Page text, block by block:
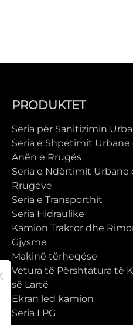
PRODUKTET
Seria për Sanitizimin
Seria e Shpëtimit Urbane
Anën e Rrugës
Seria e Ndërtimit Urbane
Rrugëve
Seria e Transporthit
Seria Hidraulike
Kamion Traktor dhe
Gjysmë
Makinë tërheqëse
Vetura të Përshtatura të
së Lartë
Ekran led kamion
Seria LPG